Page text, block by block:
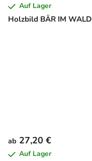
Holzbild BÄR IM WALD
Auf Lager
ab 27,20 €
Auf Lager